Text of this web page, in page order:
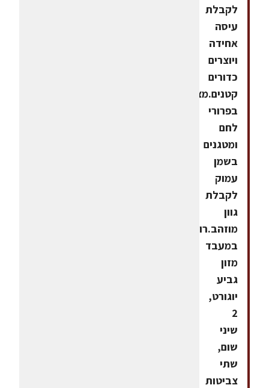
לקבלת
עיסה
אחידה
ויוצרים
כדורים
קטנים.מצפים
בפרורי
לחם
ומטגנים
בשמן
עמוק
לקבלת
גוון
מוזהב.רוטבמערבבים
במעבד
מזון
גביע
יוגורט,
2
שיני
שום,
שתי
צביטות